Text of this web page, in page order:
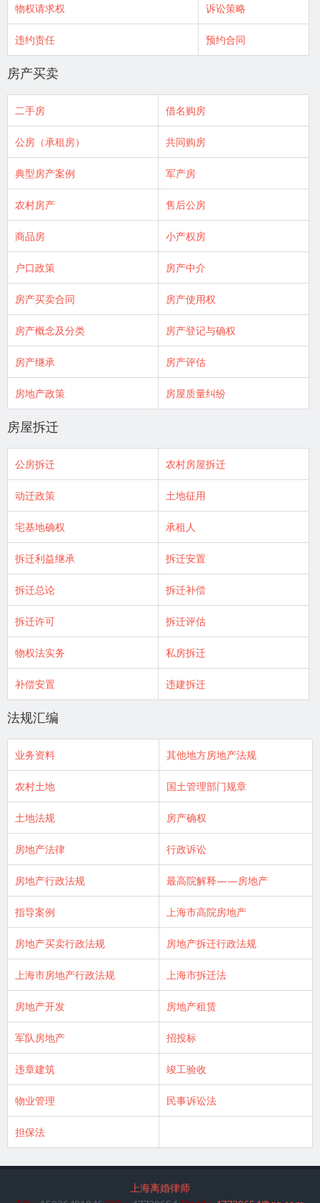
物权请求权 诉讼策略
违约责任 预约合同
房产买卖
二手房 借名购房
公房（承租房） 共同购房
典型房产案例 军产房
农村房产 售后公房
商品房 小产权房
户口政策 房产中介
房产买卖合同 房产使用权
房产概念及分类 房产登记与确权
房产继承 房产评估
房地产政策 房屋质量纠纷
房屋拆迁
公房拆迁 农村房屋拆迁
动迁政策 土地征用
宅基地确权 承租人
拆迁利益继承 拆迁安置
拆迁总论 拆迁补偿
拆迁许可 拆迁评估
物权法实务 私房拆迁
补偿安置 违建拆迁
法规汇编
业务资料 其他地方房地产法规
农村土地 国土管理部门规章
土地法规 房产确权
房地产法律 行政诉讼
房地产行政法规 最高院解释——房地产
指导案例 上海市高院房地产
房地产买卖行政法规 房地产拆迁行政法规
上海市房地产行政法规 上海市拆迁法
房地产开发 房地产租赁
军队房地产 招投标
违章建筑 竣工验收
物业管理 民事诉讼法
担保法
上海离婚律师